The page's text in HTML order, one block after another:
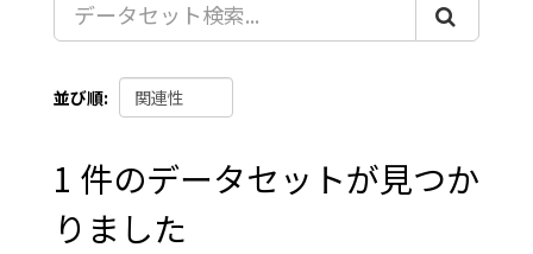
並び順
1 件のデータセットが見つか
りました